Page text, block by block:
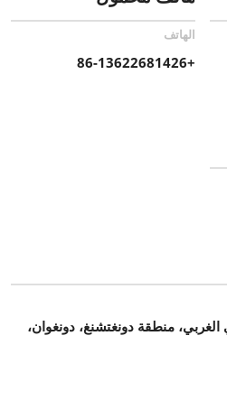
الهاتف
+86-13622681426
يينكاي الغربي، منطقة دونغتشنغ، دونغوان،